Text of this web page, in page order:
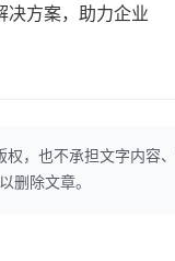
决方案，助力企业
，也不承担文字内容
删除文章。